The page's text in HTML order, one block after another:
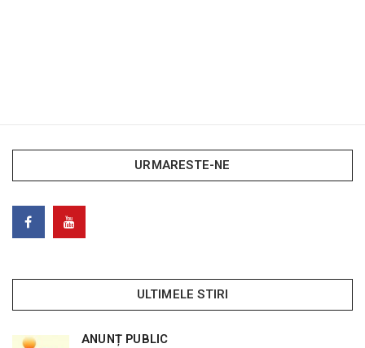
URMARESTE-NE
ULTIMELE STIRI
ANUNȚ PUBLIC